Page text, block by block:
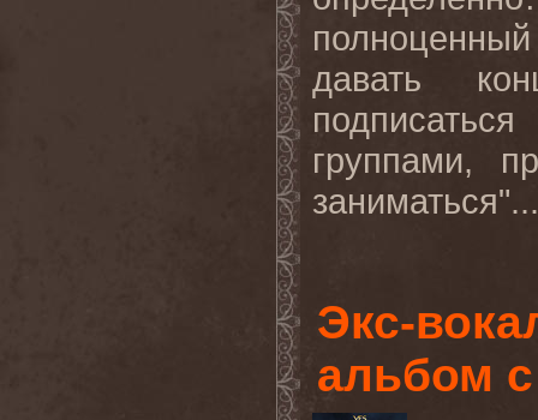
давать
группами,
Экс-
альбом с